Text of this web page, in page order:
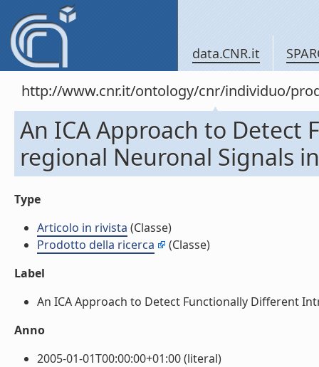
data.CNR.it
http://www.cnr.it/ontology/cnr/individuo/
An ICA Approach to
regional Neuronal Signals
Type
Articolo in rivista (Classe)
Prodotto della ricerca
(Classe)
Label
An ICA Approach to Detect Functionally Different
Anno
2005-01-01T00:00:00+01:00 (literal)